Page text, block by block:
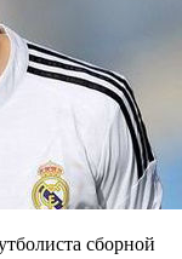
сборной